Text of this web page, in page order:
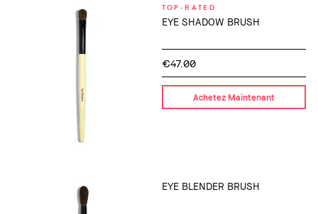
TOP-RATED
EYE SHADOW BRUSH
€47.00
Achetez Maintenant
EYE BLENDER BRUSH